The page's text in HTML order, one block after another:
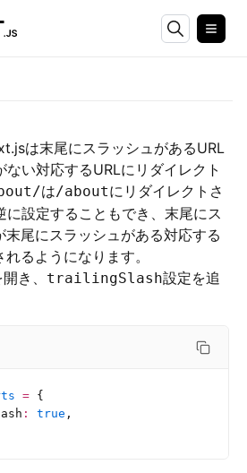
は末尾にスラッシュがあるURL
ない対応するURLにリダイレクト
は/aboutにリダイレクトさ
に設定することもでき、末尾にス
末尾にスラッシュがある対応する
るようになります。
き、 trailingSlash設定を追
= {
: true ,